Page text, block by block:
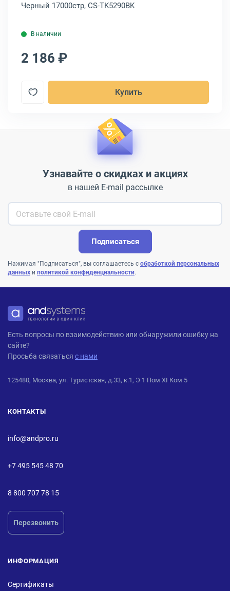
Черный 17000стр, CS-TK5290BK
В наличии
2 186 ₽
Купить
Узнавайте о скидках и акциях
в нашей E-mail рассылке
Подписаться
Нажимая "Подписаться", вы соглашаетесь с обработкой персональных
данных и политикой конфиденциальности.
ANDPRO
Есть вопросы по взаимодействию или обнаружили ошибку на
сайте?
Просьба связаться с нами
125480, Москва, ул. Туристская, д.33, к.1, Э 1 Пом XI Ком 5
КОНТАКТЫ
info@andpro.ru
+7 495 545 48 70
8 800 707 78 15
Перезвонить
ИНФОРМАЦИЯ
Сертификаты